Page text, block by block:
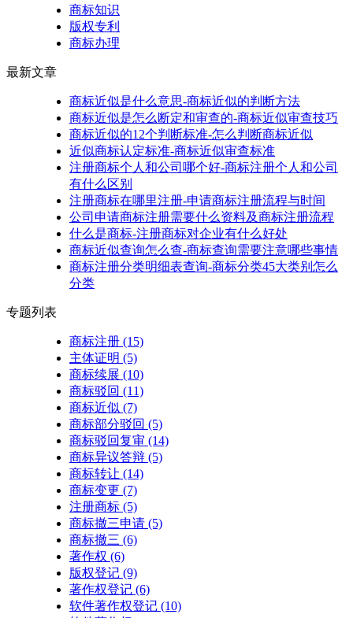
商标知识
版权专利
商标办理
最新文章
商标近似是什么意思-商标近似的判断方法
商标近似是怎么断定和审查的-商标近似审查技巧
商标近似的12个判断标准-怎么判断商标近似
近似商标认定标准-商标近似审查标准
注册商标个人和公司哪个好-商标注册个人和公司
有什么区别
注册商标在哪里注册-申请商标注册流程与时间
公司申请商标注册需要什么资料及商标注册流程
什么是商标-注册商标对企业有什么好处
商标近似查询怎么查-商标查询需要注意哪些事情
商标注册分类明细表查询-商标分类45大类别怎么
分类
专题列表
商标注册 (15)
主体证明 (5)
商标续展 (10)
商标驳回 (11)
商标近似 (7)
商标部分驳回 (5)
商标驳回复审 (14)
商标异议答辩 (5)
商标转让 (14)
商标变更 (7)
注册商标 (5)
商标撤三申请 (5)
商标撤三 (6)
著作权 (6)
版权登记 (9)
著作权登记 (6)
软件著作权登记 (10)